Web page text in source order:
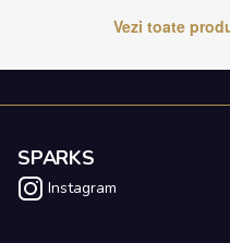
Vezi toate
SPARKS
Instagram